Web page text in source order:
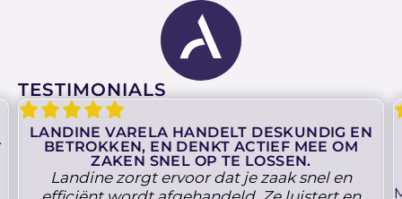
TESTIMONIALS
LANDINE VARELA HANDELT DESKUNDIG EN
BETROKKEN, EN DENKT ACTIEF MEE OM
ZAKEN SNEL OP TE LOSSEN.
Landine zorgt ervoor dat je zaak snel en